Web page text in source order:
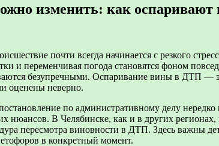
изменить: как
почти всегда начинается с резкого
и переменчивая погода становятся фоном
безупречными. Оспаривание вины в ДТП —
оценены неверно.
по административному делу
нюансов. В Челябинске, как и в других
пересмотра виновности в ДТП. Здесь важны
в конкретный момент.